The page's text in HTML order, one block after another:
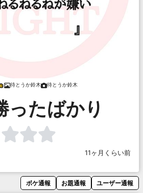
待とうか鈴木 待とうか鈴木
ったばかり
11ヶ月くらい前
ボケ通報 お題通報 ユーザー通報